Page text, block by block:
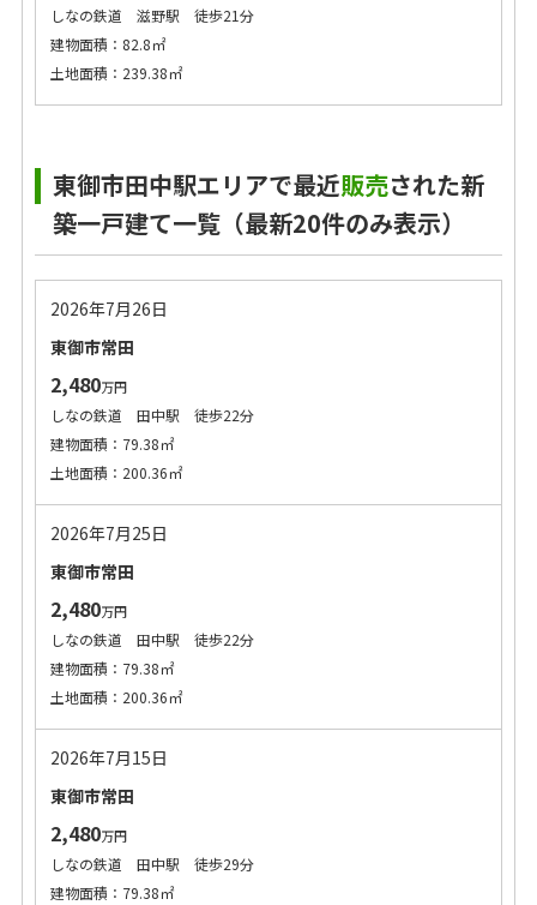
しなの鉄道 滋野駅 徒歩21分
建物面積：82.8㎡
土地面積：239.38㎡
東御市田中駅エリアで最近販売された新
築一戸建て一覧（最新20件のみ表示）
2026年7月26日
東御市常田
2,480万円
しなの鉄道 田中駅 徒歩22分
建物面積：79.38㎡
土地面積：200.36㎡
2026年7月25日
東御市常田
2,480万円
しなの鉄道 田中駅 徒歩22分
建物面積：79.38㎡
土地面積：200.36㎡
2026年7月15日
東御市常田
2,480万円
しなの鉄道 田中駅 徒歩29分
建物面積：79.38㎡